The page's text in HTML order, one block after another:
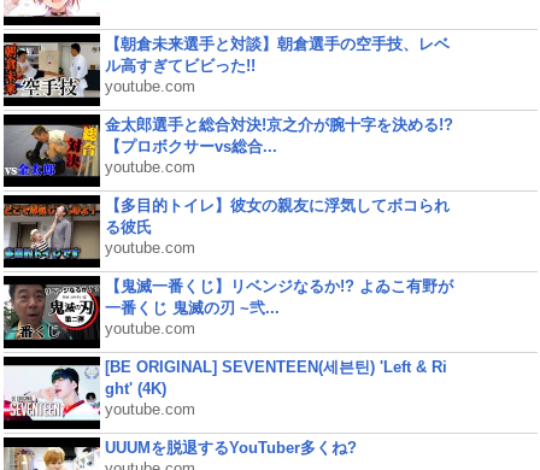
【朝倉未来選手と対談】朝倉選手の空手技、レベ
ル高すぎてビビった!!
youtube.com
金太郎選手と総合対決!京之介が腕十字を決める!?
【プロボクサーvs総合...
youtube.com
【多目的トイレ】彼女の親友に浮気してボコられ
る彼氏
youtube.com
【鬼滅一番くじ】リベンジなるか!? よゐこ有野が
一番くじ 鬼滅の刃 ~弐...
youtube.com
[BE ORIGINAL] SEVENTEEN(세븐틴) 'Left & Ri
ght' (4K)
youtube.com
UUUMを脱退するYouTuber多くね?